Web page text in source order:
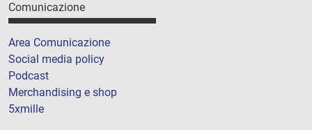
Comunicazione
Area Comunicazione
Social media policy
Podcast
Merchandising e shop
5xmille